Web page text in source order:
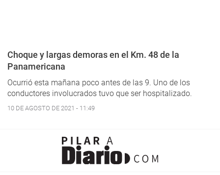
Choque y largas demoras en el Km. 48 de la
Panamericana
Ocurrió esta mañana poco antes de las 9. Uno de los
conductores involucrados tuvo que ser hospitalizado.
10 DE AGOSTO DE 2021 - 11:49